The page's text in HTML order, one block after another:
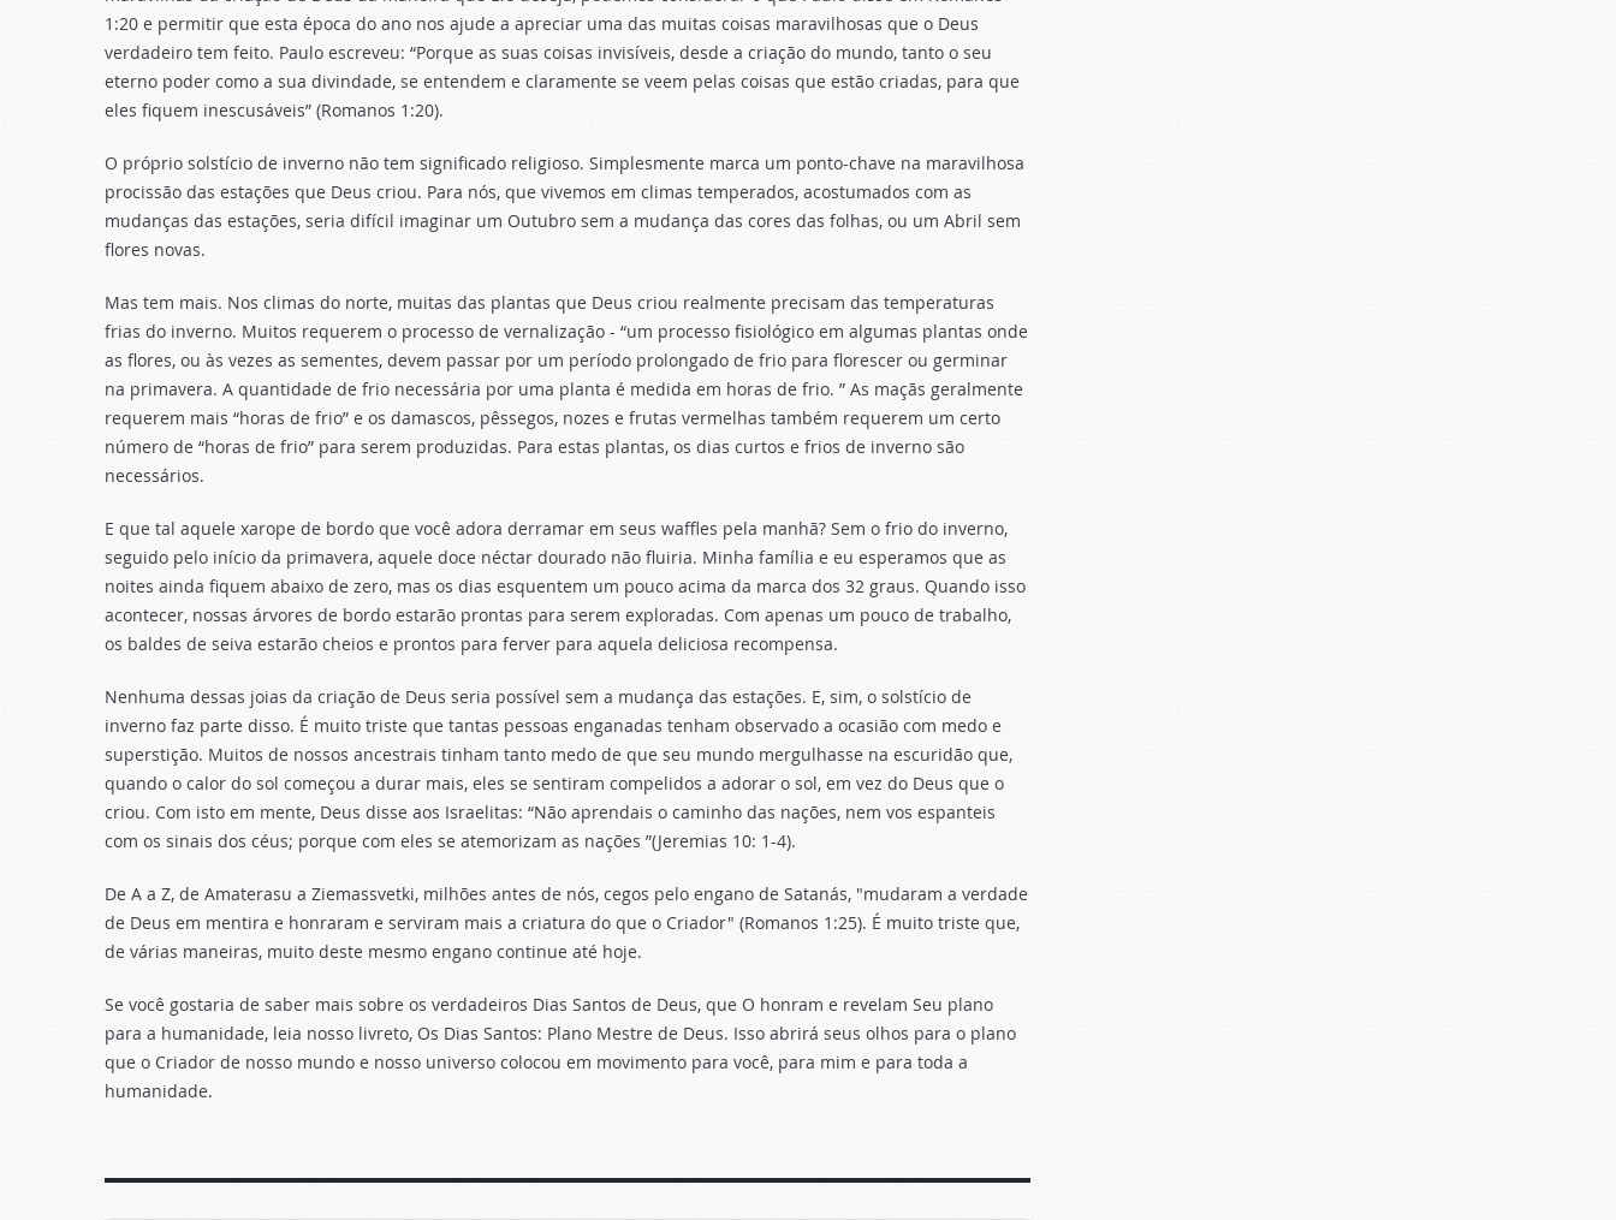
1:20 e permitir que esta época do ano nos ajude a apreciar uma das muitas coisas maravilhosas que o Deus
verdadeiro tem feito. Paulo escreveu: “Porque as suas coisas invisíveis, desde a criação do mundo, tanto o seu
eterno poder como a sua divindade, se entendem e claramente se veem pelas coisas que estão criadas, para que
eles fiquem inescusáveis” (Romanos 1:20).
O próprio solstício de inverno não tem significado religioso. Simplesmente marca um ponto-chave na maravilhosa
procissão das estações que Deus criou. Para nós, que vivemos em climas temperados, acostumados com as
mudanças das estações, seria difícil imaginar um Outubro sem a mudança das cores das folhas, ou um Abril sem
flores novas.
Mas tem mais. Nos climas do norte, muitas das plantas que Deus criou realmente precisam das temperaturas
frias do inverno. Muitos requerem o processo de vernalização - “um processo fisiológico em algumas plantas onde
as flores, ou às vezes as sementes, devem passar por um período prolongado de frio para florescer ou germinar
na primavera. A quantidade de frio necessária por uma planta é medida em horas de frio. ” As maçãs geralmente
requerem mais “horas de frio” e os damascos, pêssegos, nozes e frutas vermelhas também requerem um certo
número de “horas de frio” para serem produzidas. Para estas plantas, os dias curtos e frios de inverno são
necessários.
E que tal aquele xarope de bordo que você adora derramar em seus waffles pela manhã? Sem o frio do inverno,
seguido pelo início da primavera, aquele doce néctar dourado não fluiria. Minha família e eu esperamos que as
noites ainda fiquem abaixo de zero, mas os dias esquentem um pouco acima da marca dos 32 graus. Quando isso
acontecer, nossas árvores de bordo estarão prontas para serem exploradas. Com apenas um pouco de trabalho,
os baldes de seiva estarão cheios e prontos para ferver para aquela deliciosa recompensa.
Nenhuma dessas joias da criação de Deus seria possível sem a mudança das estações. E, sim, o solstício de
inverno faz parte disso. É muito triste que tantas pessoas enganadas tenham observado a ocasião com medo e
superstição. Muitos de nossos ancestrais tinham tanto medo de que seu mundo mergulhasse na escuridão que,
quando o calor do sol começou a durar mais, eles se sentiram compelidos a adorar o sol, em vez do Deus que o
criou. Com isto em mente, Deus disse aos Israelitas: “Não aprendais o caminho das nações, nem vos espanteis
com os sinais dos céus; porque com eles se atemorizam as nações ”(Jeremias 10: 1-4).
De A a Z, de Amaterasu a Ziemassvetki, milhões antes de nós, cegos pelo engano de Satanás, "mudaram a verdade
de Deus em mentira e honraram e serviram mais a criatura do que o Criador" (Romanos 1:25). É muito triste que,
de várias maneiras, muito deste mesmo engano continue até hoje.
Se você gostaria de saber mais sobre os verdadeiros Dias Santos de Deus, que O honram e revelam Seu plano
para a humanidade, leia nosso livreto, Os Dias Santos: Plano Mestre de Deus. Isso abrirá seus olhos para o plano
que o Criador de nosso mundo e nosso universo colocou em movimento para você, para mim e para toda a
humanidade.